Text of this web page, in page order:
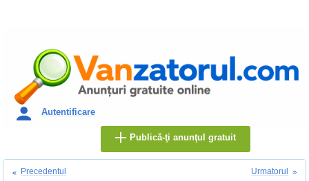
Autentificare
Publică-ţi anunţul gratuit
Precedentul Urmatorul